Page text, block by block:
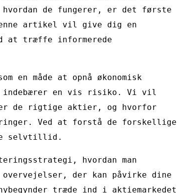
de fungerer, er det første
artikel vil give dig en
at træffe informerede
en måde at opnå økonomisk
en vis risiko. Vi vil
de rigtige aktier, og hvorfor
Ved at forstå de forskellige
selvtillid.
hvordan man
overvejelser, der kan påvirke dine
træde ind i aktiemarkedet